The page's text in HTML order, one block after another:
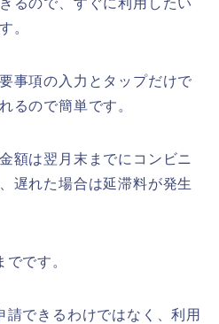
るので、すぐに利用したい
。
事項の入力とタップだけで
るので簡単です。
額は翌月末までにコンビニ
遅れた場合は延滞料が発生
でです。
できるわけではなく、利用